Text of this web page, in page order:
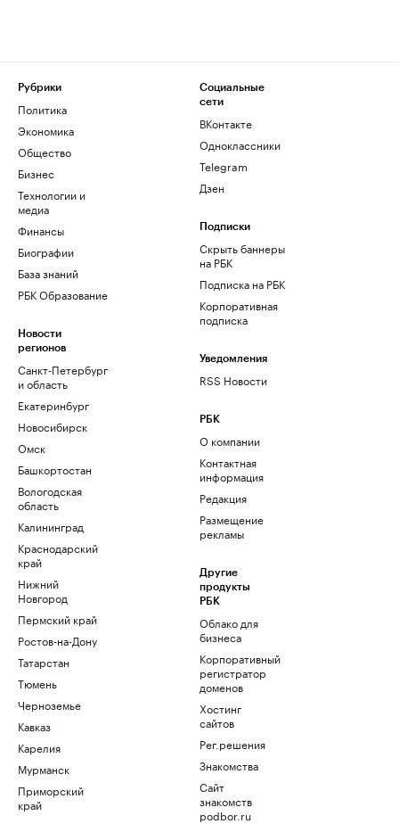
Рубрики
Политика
Экономика
Общество
Бизнес
Технологии и
медиа
Финансы
Биографии
База знаний
РБК Образование
Новости
регионов
Санкт-Петербург
и область
Екатеринбург
Новосибирск
Омск
Башкортостан
Вологодская
область
Калининград
Краснодарский
край
Нижний
Новгород
Пермский край
Ростов-на-Дону
Татарстан
Тюмень
Черноземье
Кавказ
Карелия
Мурманск
Приморский
край
Социальные
сети
ВКонтакте
Одноклассники
Telegram
Дзен
Подписки
Скрыть баннеры
на РБК
Подписка на РБК
Корпоративная
подписка
Уведомления
RSS Новости
РБК
О компании
Контактная
информация
Редакция
Размещение
рекламы
Другие
продукты
РБК
Облако для
бизнеса
Корпоративный
регистратор
доменов
Хостинг
сайтов
Рег.решения
Знакомства
Сайт
знакомств
podbor.ru